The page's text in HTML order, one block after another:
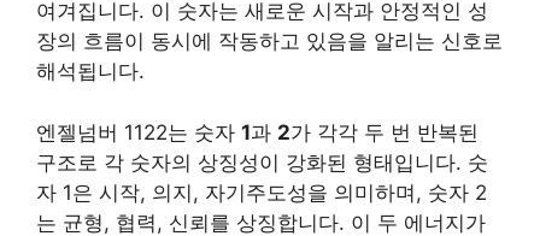
여겨집니다. 이 숫자는 새로운 시작과 안정적인 성
장의 흐름이 동시에 작동하고 있음을 알리는 신호로
해석됩니다.
엔젤넘버 1122는 숫자 1과 2가 각각 두 번 반복된
구조로 각 숫자의 상징성이 강화된 형태입니다. 숫
자 1은 시작, 의지, 자기주도성을 의미하며, 숫자 2
는 균형, 협력, 신뢰를 상징합니다. 이 두 에너지가